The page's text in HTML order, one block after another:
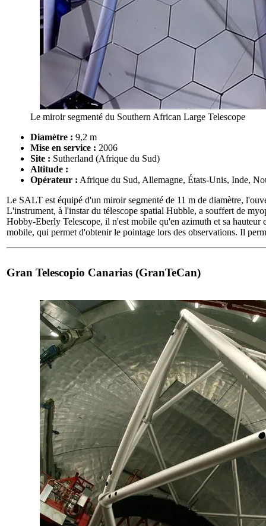
Le miroir segmenté du Southern African Large Telescope
Diamètre : 9,2 m
Mise en service : 2006
Site : Sutherland (Afrique du Sud)
Altitude :
Opérateur : Afrique du Sud, Allemagne, États-Unis, Inde,
Le SALT est équipé d'un miroir segmenté de 11 m de diamètre,
L'instrument, à l'instar du télescope spatial Hubble, a souffert de
Hobby-Eberly Telescope, il n'est mobile qu'en azimuth et sa hauteur
mobile, qui permet d'obtenir le pointage lors des observations. Il
Gran Telescopio Canarias (GranTeCan)